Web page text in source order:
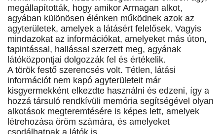
megállapították, hogy amikor Armagan alkot,
agyában különösen élénken működnek azok az
agyterületek, amelyek a látásért felelősek. Vagyis
mindazokat az információkat, amelyeket más úton,
tapintással, hallással szerzett meg, agyának
látóközpontjai dolgozzák fel és értékelik.
A török festő szerencsés volt. Tétlen, látási
információt nem kapó agyterületeit már
kisgyermekként elkezdte használni és edzeni, így a
hozzá társuló rendkívüli memória segítségével olyan
alkotások megteremtésére is képes lett, amelyek
létrehozása öröm számára, és amelyeket